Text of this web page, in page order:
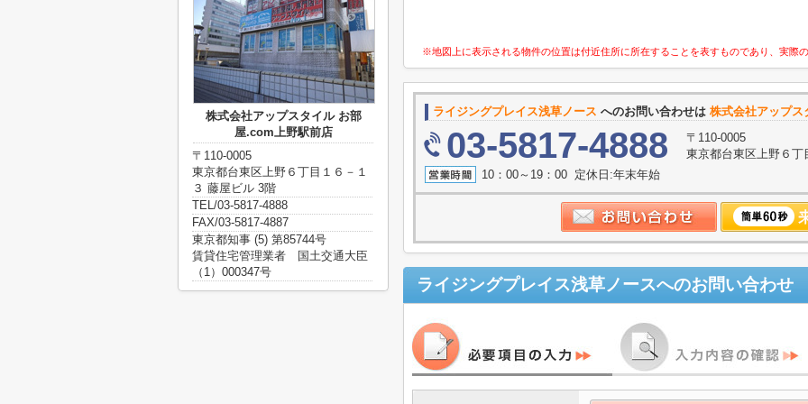
※地図上に表示される物件の位置は付近住所に所在することを表すものであり、実際
ライジングプレイス浅草ノース へのお問い合わせは 株式会社アップ
03-5817-4888
〒110-0005
東京都台東区上野６
10：00～19：00 定休日:年末年始
ライジングプレイス浅草ノースへのお問い合わせ
株式会社アップスタイル お部
屋.com上野駅前店
〒110-0005
東京都台東区上野６丁目１６－１
３ 藤屋ビル 3階
TEL/03-5817-4888
FAX/03-5817-4887
東京都知事 (5) 第85744号
賃貸住宅管理業者 国土交通大臣
（1）000347号